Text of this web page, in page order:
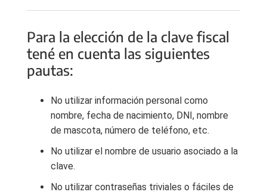
Para la elección de la clave fiscal
tené en cuenta las siguientes
pautas:
No utilizar información personal como
nombre, fecha de nacimiento, DNI, nombre
de mascota, número de teléfono, etc.
No utilizar el nombre de usuario asociado a la
clave.
No utilizar contraseñas triviales o fáciles de